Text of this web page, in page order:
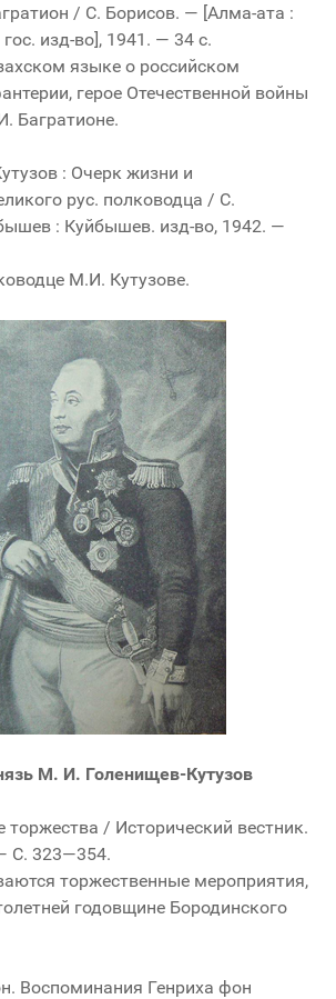
/ С. Борисов. — [Алма-ата :
изд-во], 1941. — 34 с.
языке о российском
герое Отечественной войны
Багратионе.
: Очерк жизни и
рус. полководца / С.
: Куйбышев. изд-во, 1942. —
М.И. Кутузове.
М. И. Голенищев-Кутузов
торжества / Исторический вестник.
С. 323—354.
торжественные мероприятия,
годовщине Бородинского
Воспоминания Генриха фон